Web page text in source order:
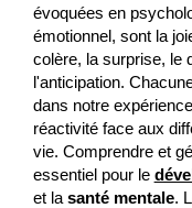
évoquées en
émotionnel, sont la
colère, la surprise, le
l'anticipation.
dans notre
réactivité face aux
vie. Comprendre et
essentiel pour le
et la santé mentale.